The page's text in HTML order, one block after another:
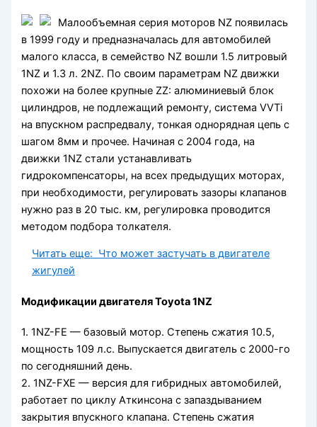
Малообъемная серия моторов NZ появилась
в 1999 году и предназначалась для автомобилей
малого класса, в семейство NZ вошли 1.5 литровый
1NZ и 1.3 л. 2NZ. По своим параметрам NZ движки
похожи на более крупные ZZ: алюминиевый блок
цилиндров, не подлежащий ремонту, система VVTi
на впускном распредвалу, тонкая однорядная цепь с
шагом 8мм и прочее. Начиная с 2004 года, на
движки 1NZ стали устанавливать
гидрокомпенсаторы, на всех предыдущих моторах,
при необходимости, регулировать зазоры клапанов
нужно раз в 20 тыс. км, регулировка проводится
методом подбора толкателя.
Читать еще: Что может застучать в двигателе
жигулей
Модификации двигателя Toyota 1NZ
1. 1NZ-FE — базовый мотор. Степень сжатия 10.5,
мощность 109 л.с. Выпускается двигатель с 2000-го
по сегодняшний день.
2. 1NZ-FXE — версия для гибридных автомобилей,
работает по циклу Аткинсона с запаздыванием
закрытия впускного клапана. Степень сжатия